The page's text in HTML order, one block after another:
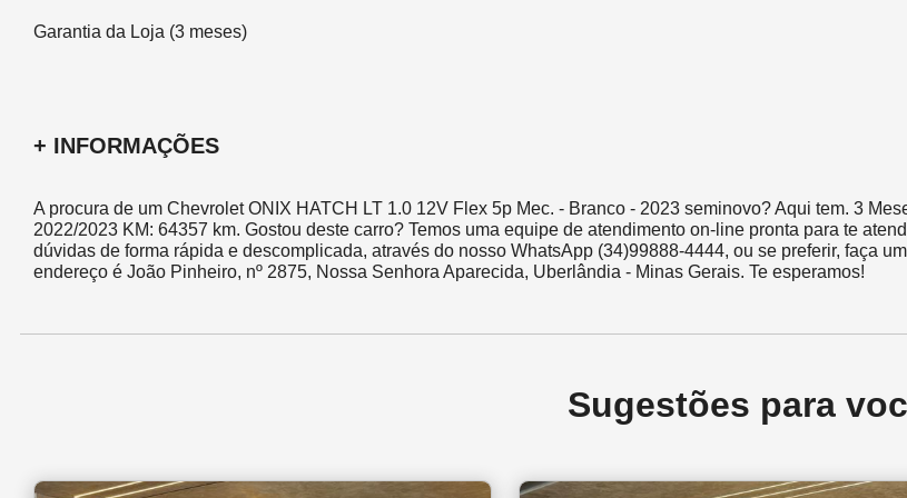
Garantia da Loja (3 meses)
+ INFORMAÇÕES
A procura de um Chevrolet ONIX HATCH LT 1.0 12V Flex 5p Mec. - Branco - 2023 seminovo? Aqui tem. 3
2022/2023 KM: 64357 km. Gostou deste carro? Temos uma equipe de atendimento on-line pronta para te
dúvidas de forma rápida e descomplicada, através do nosso WhatsApp (34)99888-4444, ou se preferir, faça
Sugestões para